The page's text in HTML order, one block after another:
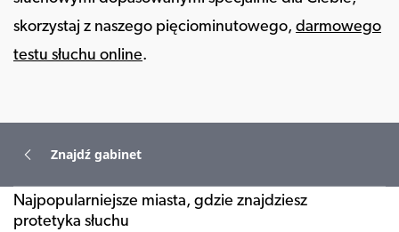
skorzystaj z naszego pięciominutowego, darmowego
testu słuchu online.
Znajdź gabinet
Najpopularniejsze miasta, gdzie znajdziesz
protetyka słuchu